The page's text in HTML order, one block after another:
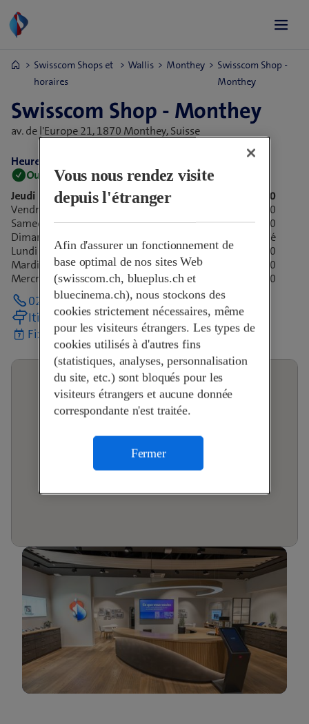
Swisscom Shops et
horaires
Wallis Monthey
Swisscom Shop -
Monthey
Swisscom Shop - Monthey
av. de l'Europe 21,1870 Monthey, Suisse
Heures d’ouverture:
Ouvert maintenantFerme à 18:30
Jeudi
09:00-18:30
Vendredi
09:00-21:00
Samedi
08:00-17:00
Dimanche
Fermé
Lundi
09:00-18:30
Mardi
09:00-18:30
Mercredi
09:00-18:30
024 472 50 72
Itinéraire
Fixer un rendez-vous
Vous nous rendez visite
depuis l'étranger
Afin d'assurer un fonctionnement de
base optimal de nos sites Web
(swisscom.ch, blueplus.ch et
bluecinema.ch), nous stockons des
cookies strictement nécessaires, même
pour les visiteurs étrangers. Les types de
cookies utilisés à d'autres fins
(statistiques, analyses, personnalisation
du site, etc.) sont bloqués pour les
visiteurs étrangers et aucune donnée
correspondante n'est traitée.
Fermer